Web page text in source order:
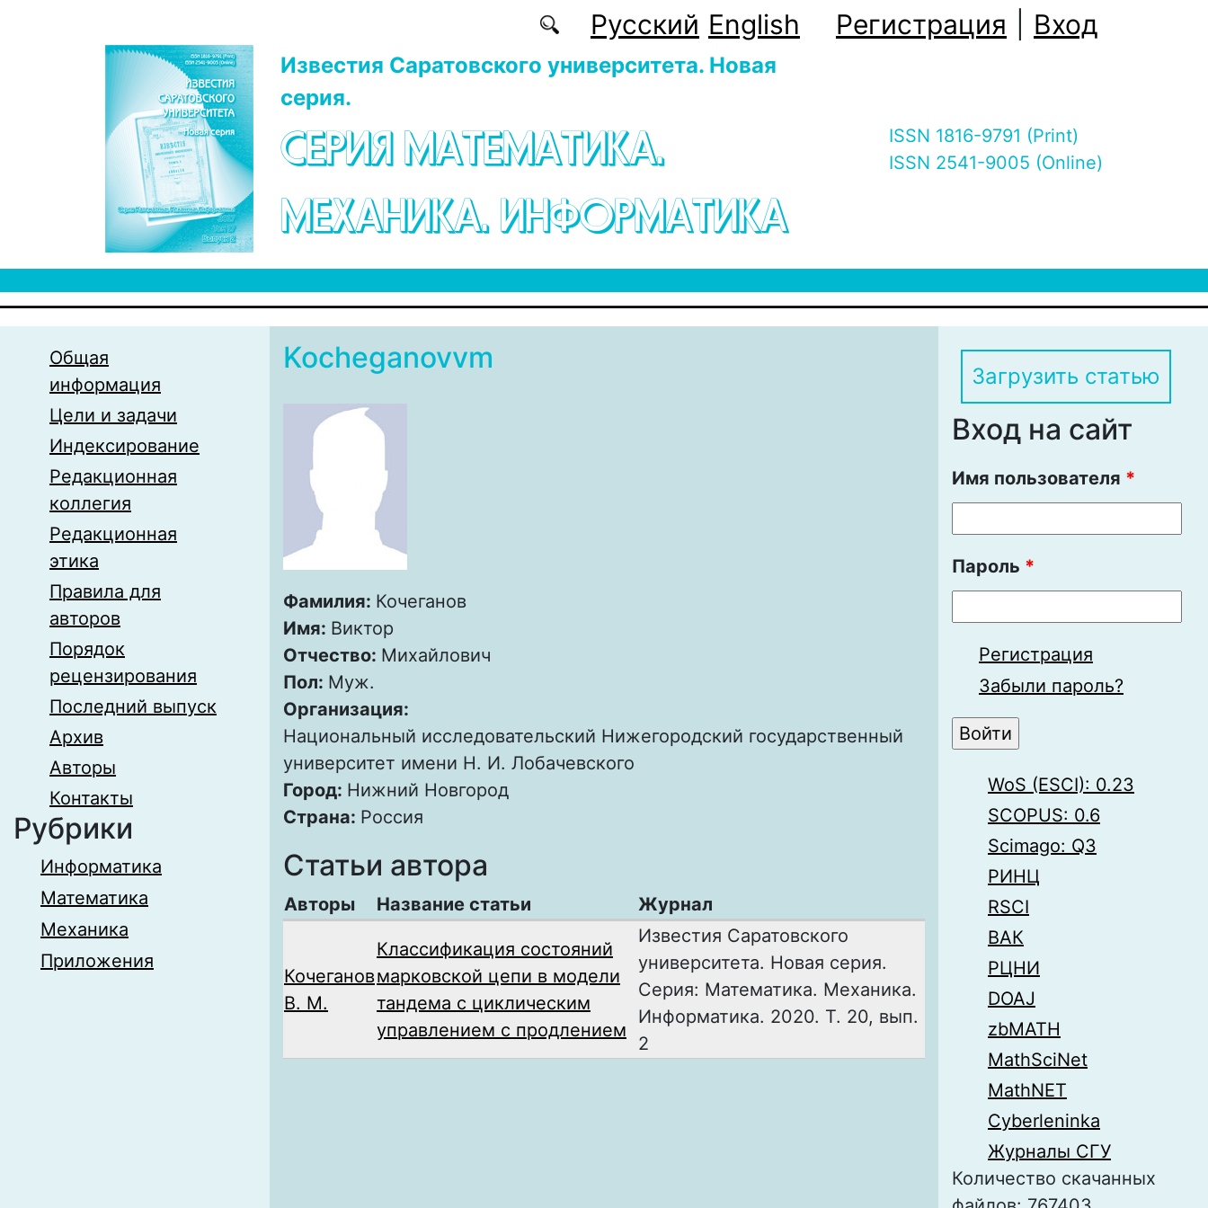
Русский English Регистрация Вход
Известия Саратовского университета. Новая
серия.
СЕРИЯ МАТЕМАТИКА.
МЕХАНИКА. ИНФОРМАТИКА
ISSN 1816-9791 (Print)
ISSN 2541-9005 (Online)
Общая
информация
Цели и задачи
Индексирование
Редакционная
коллегия
Редакционная
этика
Правила для
авторов
Порядок
рецензирования
Последний выпуск
Архив
Авторы
Контакты
Рубрики
Информатика
Математика
Механика
Приложения
Kocheganovvm
Фамилия: Кочеганов
Имя: Виктор
Отчество: Михайлович
Пол: Муж.
Организация:
Национальный исследовательский Нижегородский государственный
университет имени Н. И. Лобачевского
Город: Нижний Новгород
Страна: Россия
Статьи автора
Авторы Название статьи Журнал
Кочеганов
В. М.
Классификация состояний
марковской цепи в модели
тандема с циклическим
управлением с продлением
Известия Саратовского
университета. Новая серия.
Серия: Математика. Механика.
Информатика. 2020. Т. 20, вып.
2
Загрузить статью
Вход на сайт
Имя пользователя *
Пароль *
Регистрация
Забыли пароль?
WoS (ESCI): 0.23
SCOPUS: 0.6
Scimago: Q3
РИНЦ
RSCI
ВАК
РЦНИ
DOAJ
zbMATH
MathSciNet
MathNET
Cyberleninka
Журналы СГУ
Количество скачанных